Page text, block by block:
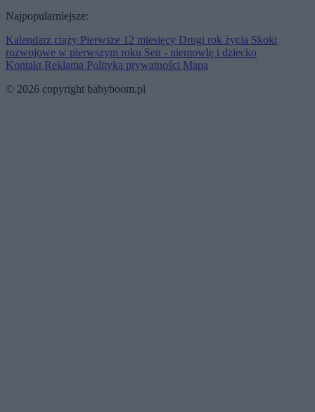
Najpopularniejsze:
Kalendarz ciąży Pierwsze 12 miesięcy Drugi rok życia Skoki
rozwojowe w pierwszym roku Sen - niemowlę i dziecko
Kontakt Reklama Polityka prywatności Mapa
© 2026 copyright babyboom.pl